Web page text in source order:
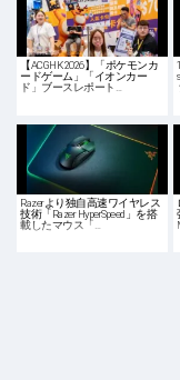
【ACGHK 2026】「ポケモンカ
ードゲーム」「イオンカー
ド」ブースレポート…
Razerより独自高速ワイヤレス
技術「Razer HyperSpeed」を搭
載したマウス「…